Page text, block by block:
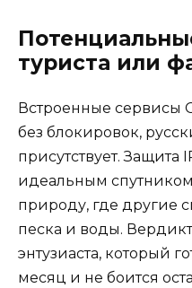
туриста или
Встроенные сервисы
без блокировок,
присутствует. Защита
идеальным
природу, где другие
песка и воды.
энтузиаста, который
месяц и не боится